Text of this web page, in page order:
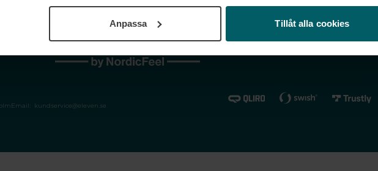
Anpassa Tillåt alla cookies
Email: kundservice@eleven.se